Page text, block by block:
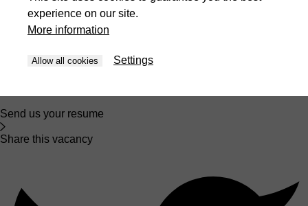
We are always looking for new machinery masterminds to join
Send us your resume
Share this vacancy
experience on our site.
More information
Allow all cookies Settings